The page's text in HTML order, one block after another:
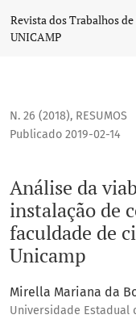
Análise da
Revista dos Trabalhos
UNICAMP
N. 26 (2018), RESUMOS
Análise da
instalação de
faculdade de
Unicamp
Publicado 2019-02-14
Mirella Mariana da
Universidade Estadual